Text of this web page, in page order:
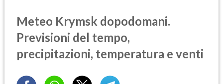
Meteo Krymsk dopodomani.
Previsioni del tempo,
precipitazioni, temperatura e venti